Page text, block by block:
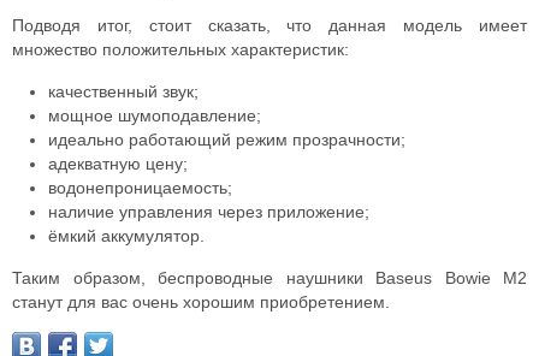
Подводя итог, стоит сказать, что данная модель имеет
множество положительных характеристик:
качественный звук;
мощное шумоподавление;
идеально работающий режим прозрачности;
адекватную цену;
водонепроницаемость;
наличие управления через приложение;
ёмкий аккумулятор.
Таким образом, беспроводные наушники Baseus Bowie M2
станут для вас очень хорошим приобретением.